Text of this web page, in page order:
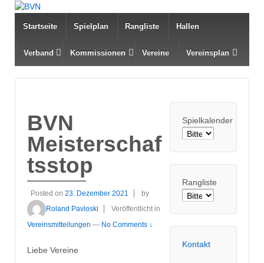
Startseite Spielplan Rangliste Hallen
Verband Kommissionen Vereine Vereinsplan
BVN
Meisterschaf
tsstop
Posted on 23. Dezember 2021
by
Roland Pavloski
Veröffentlicht in
Vereinsmitteilungen — No Comments ↓
Liebe Vereine
Spielkalender
Rangliste
Kontakt